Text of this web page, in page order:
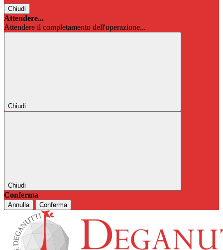
Chiudi
Attendere...
Attendere il completamento dell'operazione...
Chiudi
Chiudi
Conferma
Annulla Conferma